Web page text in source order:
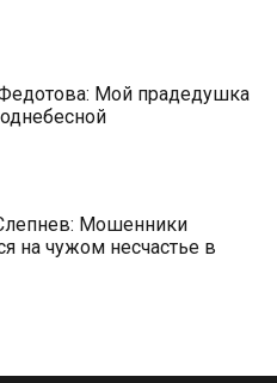
Мой прадедушка
Мошенники
на чужом несчастье в